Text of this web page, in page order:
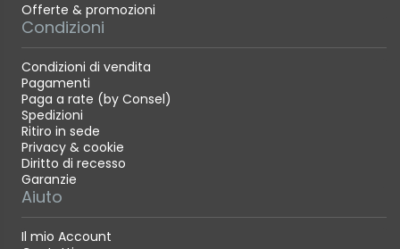
Offerte & promozioni
Condizioni
Condizioni di vendita
Pagamenti
Paga a rate (by Consel)
Spedizioni
Ritiro in sede
Privacy & cookie
Diritto di recesso
Garanzie
Aiuto
Il mio Account